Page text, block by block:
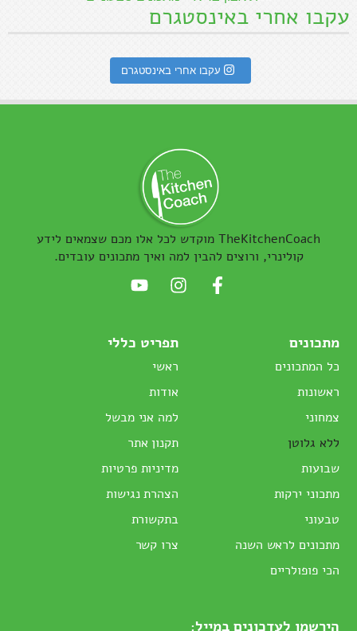
עקבו אחרי באינסטגרם
עקבו אחרי באינסטגרם
TheKitchenCoach מוקדש לכל אלו מכם שצמאים לידע
קולינרי, ורוצים להבין למה ואיך מתכונים עובדים.
מתכונים
כל המתכונים
ראשונות
צמחוני
ללא גלוטן
שבועות
מתכוני ירקות
טבעוני
מתכונים לראש השנה
הכי פופולריים
תפריט כללי
ראשי
אודות
למה אני מבשל
תקנון אתר
מדיניות פרטיות
הצהרת נגישות
בתקשורת
צרו קשר
הירשמו לעדכונים במייל: